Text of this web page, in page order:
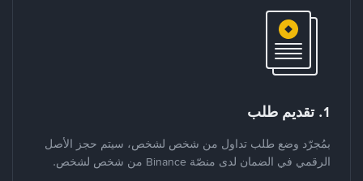
1. تقديم طلب
بمُجرّد وضع طلب تداول من شخص لشخص، سيتم حجز الأصل
الرقمي في الضمان لدى منصّة Binance من شخص لشخص.